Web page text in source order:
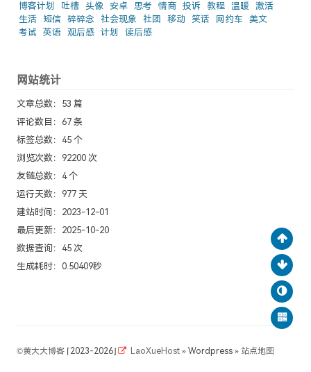
博客计划
吐槽 头像 安卓 思考 情商 投诉 教程 温暖 激活
生活
短信 碎碎念 社会现象 社团 移动 笑话 网约车 美文
考试 英语 观后感 计划 读后感
网站统计
文章总数：53 篇
评论数目：67 条
标签总数：45 个
浏览次数：92200 次
友链总数：4 个
运行天数：977 天
建站时间：2023-12-01
最后更新：2025-10-20
数据查询：45 次
生成耗时：0.50409秒
©黄大大博客 ⌈2023-2026⌋ LaoXueHost » Wordpress » 站点地图